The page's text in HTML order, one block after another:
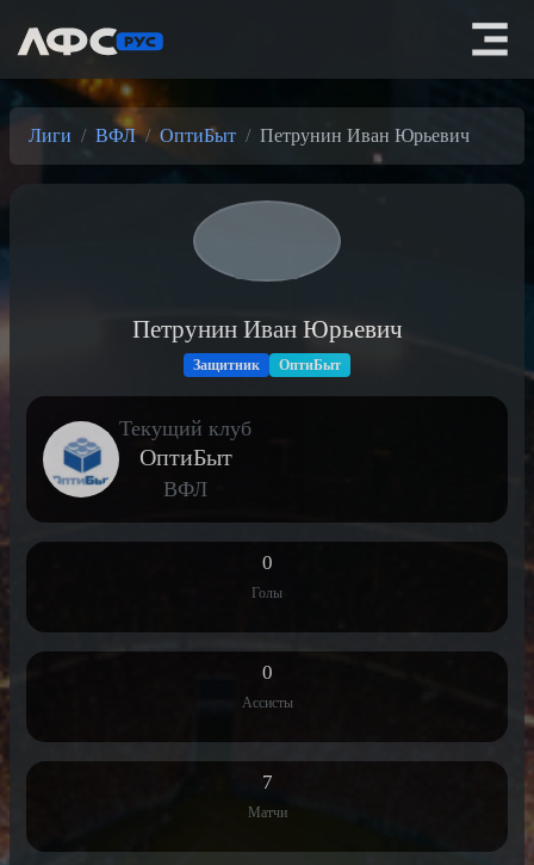
Лиги ВФЛ ОптиБыт Петрунин Иван Юрьевич
Петрунин Иван Юрьевич
Защитник ОптиБыт
Текущий клуб
ОптиБыт
ВФЛ
0
Голы
0
Ассисты
7
Матчи